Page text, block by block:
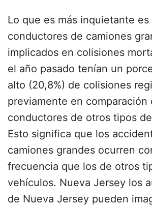
Lo que es más inquietante
conductores de camiones
implicados en colisiones
el año pasado tenían un
alto (20,8%) de colisiones
previamente en comparación
conductores de otros tipos
Esto significa que los
camiones grandes ocurren
frecuencia que los de otros
vehículos. Nueva Jersey los
de Nueva Jersey pueden